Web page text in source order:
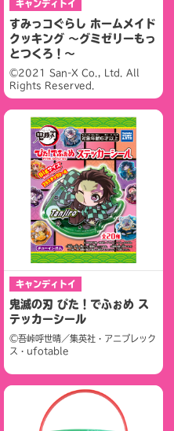
キャンディトイ
すみっコぐらし ホームメイド
クッキング ～グミゼリーもっ
とつくろ！～
©2021 San-X Co., Ltd. All
Rights Reserved.
キャンディトイ
鬼滅の刃 ぴた！でふぉめ ス
テッカーシール
©吾峠呼世晴／集英社・アニプレック
ス・ufotable